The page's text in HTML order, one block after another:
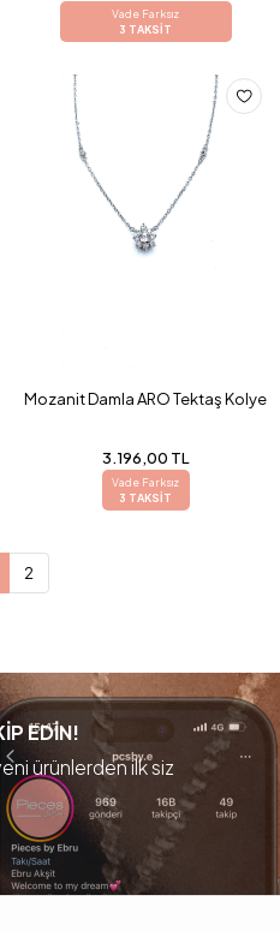
Vade Farksız
3 TAKSİT
Mozanit Damla ARO Tektaş Kolye
3.196,00 TL
Vade Farksız
3 TAKSİT
2
EDİN!
ürünlerden ilk siz